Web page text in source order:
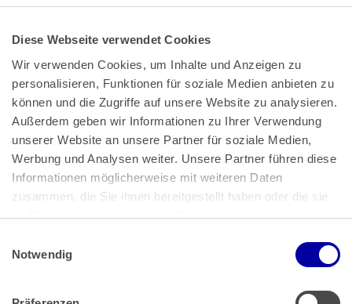
Diese Webseite verwendet Cookies
Wir verwenden Cookies, um Inhalte und Anzeigen zu
personalisieren, Funktionen für soziale Medien anbieten zu
können und die Zugriffe auf unsere Website zu analysieren.
Außerdem geben wir Informationen zu Ihrer Verwendung
unserer Website an unsere Partner für soziale Medien,
Werbung und Analysen weiter. Unsere Partner führen diese
Informationen möglicherweise mit weiteren Daten
zusammen, die Sie ihnen bereitgestellt haben oder die sie
im Rahmen Ihrer Nutzung der Dienste gesammelt haben.
Impressum
Notwendig
Bundeskanzlerplatz 2
53113 Bonn
Pressemitteilungen|AGB
Impressum|Datenschutz